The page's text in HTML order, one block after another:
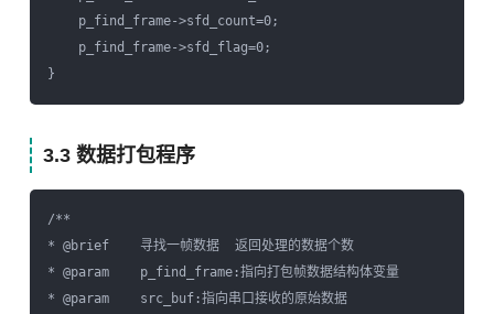
p_find_frame->sfd_count=0;
p_find_frame->sfd_flag=0;
3.3 数据打包程序
/**
* @brief    寻找一帧数据  返回处理的数据个数
* @param    p_find_frame:指向打包帧数据结构体变量
* @param    src_buf:指向串口接收的原始数据